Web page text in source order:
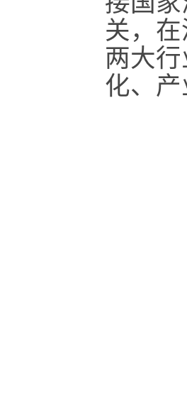
关，
两大
化、